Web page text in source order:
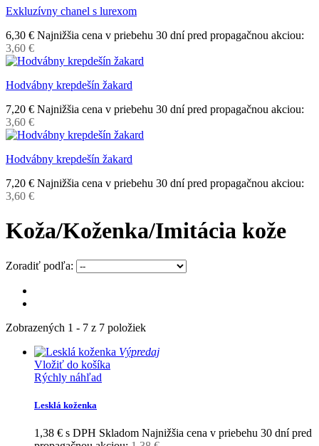
Exkluzívny chanel s lurexom
6,30 € Najnižšia cena v priebehu 30 dní pred propagačnou akciou:
3,60 €
Hodvábny krepdešín žakard
7,20 € Najnižšia cena v priebehu 30 dní pred propagačnou akciou:
3,60 €
Hodvábny krepdešín žakard
7,20 € Najnižšia cena v priebehu 30 dní pred propagačnou akciou:
3,60 €
Koža/Koženka/Imitácia kože
Zoradiť podľa:
Zobrazených 1 - 7 z 7 položiek
Výpredaj
Vložiť do košíka
Rýchly náhľad
Lesklá koženka
1,38 € s DPH Skladom Najnižšia cena v priebehu 30 dní pred